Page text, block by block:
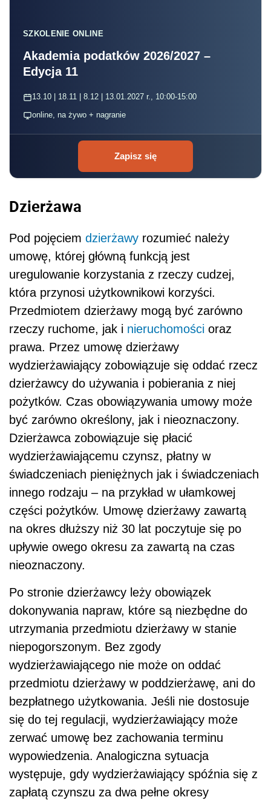
SZKOLENIE ONLINE
Akademia podatków 2026/2027 –
Edycja 11
13.10 | 18.11 | 8.12 | 13.01.2027 r., 10:00-15:00
online, na żywo + nagranie
Zapisz się
Dzierżawa
Pod pojęciem dzierżawy rozumieć należy
umowę, której główną funkcją jest
uregulowanie korzystania z rzeczy cudzej,
która przynosi użytkownikowi korzyści.
Przedmiotem dzierżawy mogą być zarówno
rzeczy ruchome, jak i nieruchomości oraz
prawa. Przez umowę dzierżawy
wydzierżawiający zobowiązuje się oddać rzecz
dzierżawcy do używania i pobierania z niej
pożytków. Czas obowiązywania umowy może
być zarówno określony, jak i nieoznaczony.
Dzierżawca zobowiązuje się płacić
wydzierżawiającemu czynsz, płatny w
świadczeniach pieniężnych jak i świadczeniach
innego rodzaju – na przykład w ułamkowej
części pożytków. Umowę dzierżawy zawartą
na okres dłuższy niż 30 lat poczytuje się po
upływie owego okresu za zawartą na czas
nieoznaczony.
Po stronie dzierżawcy leży obowiązek
dokonywania napraw, które są niezbędne do
utrzymania przedmiotu dzierżawy w stanie
niepogorszonym. Bez zgody
wydzierżawiającego nie może on oddać
przedmiotu dzierżawy w poddzierżawę, ani do
bezpłatnego użytkowania. Jeśli nie dostosuje
się do tej regulacji, wydzierżawiający może
zerwać umowę bez zachowania terminu
wypowiedzenia. Analogiczna sytuacja
występuje, gdy wydzierżawiający spóźnia się z
zapłatą czynszu za dwa pełne okresy